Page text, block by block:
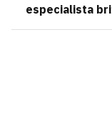
especialista